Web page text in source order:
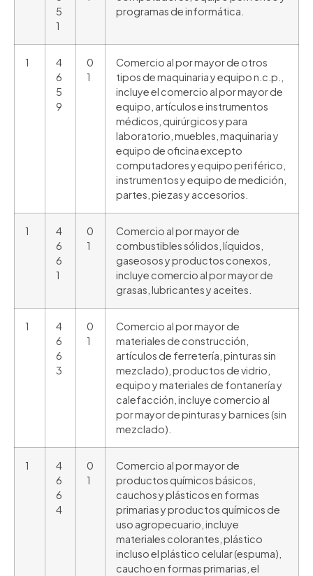
5
1
programas de informática.
1
4
6
5
9
0
1
Comercio al por mayor de otros
tipos de maquinaria y equipo n.c.p.,
incluye el comercio al por mayor de
equipo, artículos e instrumentos
médicos, quirúrgicos y para
laboratorio, muebles, maquinaria y
equipo de oficina excepto
computadores y equipo periférico,
instrumentos y equipo de medición,
partes, piezas y accesorios.
1
4
6
6
1
0
1
Comercio al por mayor de
combustibles sólidos, líquidos,
gaseosos y productos conexos,
incluye comercio al por mayor de
grasas, lubricantes y aceites.
1
4
6
6
3
0
1
Comercio al por mayor de
materiales de construcción,
artículos de ferretería, pinturas sin
mezclado), productos de vidrio,
equipo y materiales de fontanería y
calefacción, incluye comercio al
por mayor de pinturas y barnices (sin
mezclado).
1
4
6
6
4
0
1
Comercio al por mayor de
productos químicos básicos,
cauchos y plásticos en formas
primarias y productos químicos de
uso agropecuario, incluye
materiales colorantes, plástico
incluso el plástico celular (espuma),
caucho en formas primarias, el